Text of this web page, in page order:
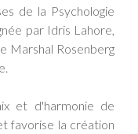
de la Psychologie
par Idris Lahore,
Marshal Rosenberg
et d'harmonie de
favorise la création